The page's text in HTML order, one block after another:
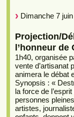
Dimanche 7
Projection/
l’honneur de
1h40, organisée
vente d’artisanat
animera le débat
Synopsis : «
la force de
personnes
artistes,